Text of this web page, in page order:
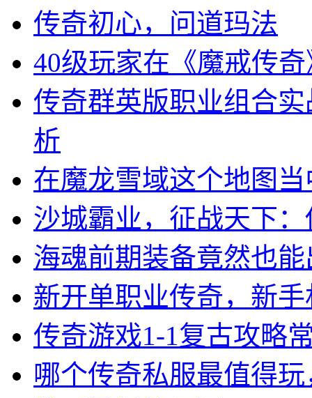
传奇初心，问道玛法
40级玩家在《魔戒传
传奇群英版职业组合
析
在魔龙雪域这个地图
沙城霸业，征战天下
海魂前期装备竟然也
新开单职业传奇，新
传奇游戏1-1复古攻略
哪个传奇私服最值得